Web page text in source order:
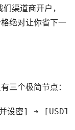
渠道商开户，
绝对让你省下一
三个极简节点：
设密] ➔ [USDT